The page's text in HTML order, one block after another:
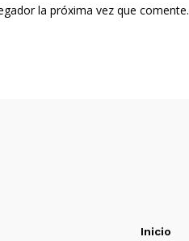
la próxima vez que comente.
Inicio